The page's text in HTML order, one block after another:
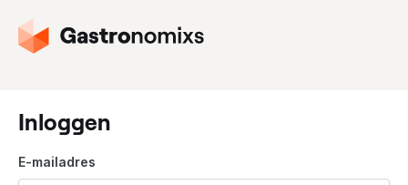
G
a
a
r
d
e
Inloggen
E-mailadres